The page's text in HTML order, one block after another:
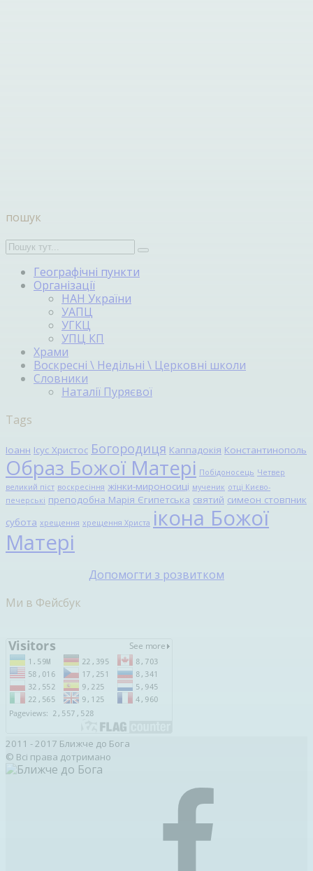
пошук
Географічні пункти
Організації
НАН України
УАПЦ
УГКЦ
УПЦ КП
Храми
Воскресні \ Недільні \ Церковні школи
Словники
Наталії Пуряєвої
Tags
Іоанн Ісус Христос Богородиця Каппадокія Константинополь
Образ Божої Матері Побідоносець Четвер
великий піст воскресіння жінки-мироносиці мученик отці Києво-
печерські преподобна Марія Єгипетська святий симеон стовпник
субота хрещення хрещення Христа ікона Божої
Матері
Допомогти з розвитком
Ми в Фейсбук
2011 - 2017 Ближче до Бога
© Всі права дотримано